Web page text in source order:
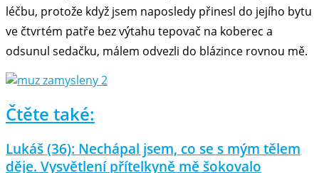
léčbu, protože když jsem naposledy přinesl do jejího bytu
ve čtvrtém patře bez výtahu tepovač na koberec a
odsunul sedačku, málem odvezli do blázince rovnou mě.
Čtěte také:
Lukáš (36): Nechápal jsem, co se s mým tělem
děje. Vysvětlení přítelkyně mě šokovalo